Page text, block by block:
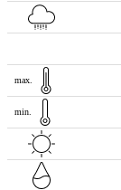
max.
min.